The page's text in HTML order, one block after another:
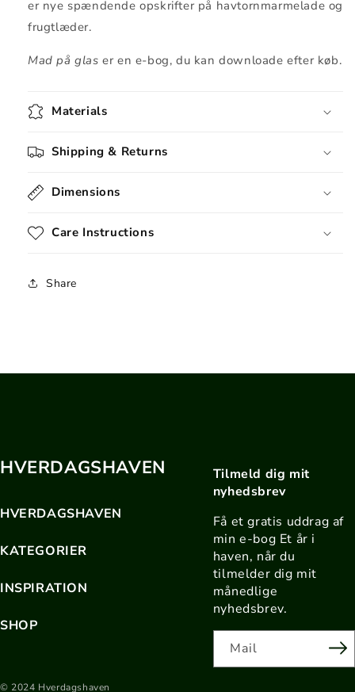
er nye spændende opskrifter på havtornmarmelade og
frugtlæder.
Mad på glas er en e-bog, du kan downloade efter køb.
Materials
Shipping & Returns
Dimensions
Care Instructions
Share
HVERDAGSHAVEN
HVERDAGSHAVEN
KATEGORIER
INSPIRATION
SHOP
© 2024 Hverdagshaven
Tilmeld dig mit
nyhedsbrev
Få et gratis uddrag af
min e-bog Et år i
haven, når du
tilmelder dig mit
månedlige
nyhedsbrev.
Mail